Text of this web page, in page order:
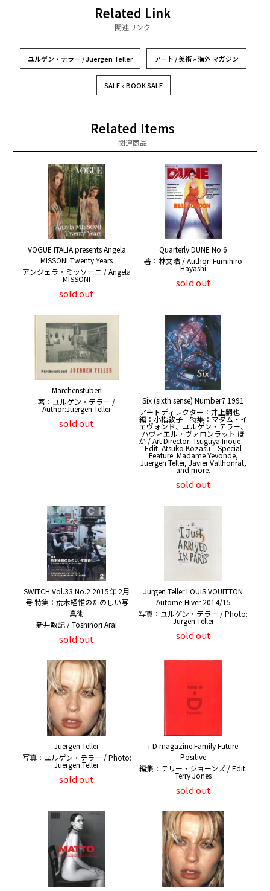
Related Link
関連リンク
ユルゲン・テラー / Juergen Teller アート / 美術 » 海外 マガジン
SALE » BOOK SALE
Related Items
関連商品
VOGUE ITALIA presents Angela
MISSONI Twenty Years
アンジェラ・ミッソーニ / Angela
MISSONI
sold out
Quarterly DUNE No.6
著：林文浩 / Author: Fumihiro
Hayashi
sold out
Marchenstuberl
著：ユルゲン・テラー /
Author:Juergen Teller
sold out
Six (sixth sense) Number7 1991
アートディレクター：井上嗣也
編：小指敦子 特集：マダム・イ
ェヴォンド、ユルゲン・テラー、
ハヴィエル・ヴァロンラット ほ
か / Art Director: Tsuguya Inoue
Edit: Atsuko Kozasu Special
Feature: Madame Yevonde,
Juergen Teller, Javier Vallhonrat,
and more.
sold out
SWITCH Vol.33 No.2 2015年 2月
号 特集：荒木経惟のたのしい写
真術
新井敏記 / Toshinori Arai
sold out
Jurgen Teller LOUIS VOUITTON
Autome-Hiver 2014/15
写真：ユルゲン・テラー / Photo:
Jurgen Teller
sold out
Juergen Teller
写真：ユルゲン・テラー / Photo:
Juergen Teller
sold out
i-D magazine Family Future
Positive
編集：テリー・ジョーンズ / Edit:
Terry Jones
sold out